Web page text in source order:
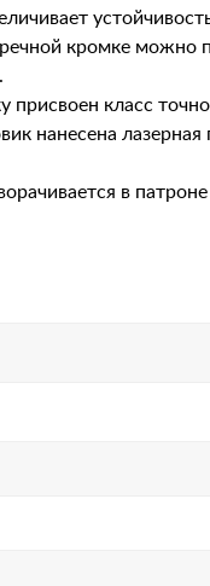
кромке можно
присвоен класс
нанесена лазерная
в